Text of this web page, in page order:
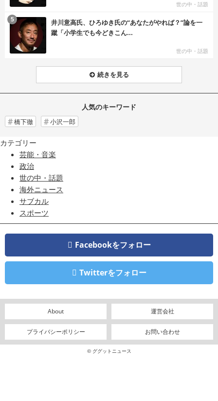
世の中・話題
井川意高氏、ひろゆき氏の“あなたがやれば？”論を一
蹴「小学生でも今どきこん...
世の中・話題
5
続きを見る
人気のキーワード
橋下徹 小沢一郎
カテゴリー
芸能・音楽
政治
世の中・話題
海外ニュース
サブカル
スポーツ
Facebookをフォロー
Twitterをフォロー
About 運営会社
プライバシーポリシー お問い合わせ
© ググットニュース